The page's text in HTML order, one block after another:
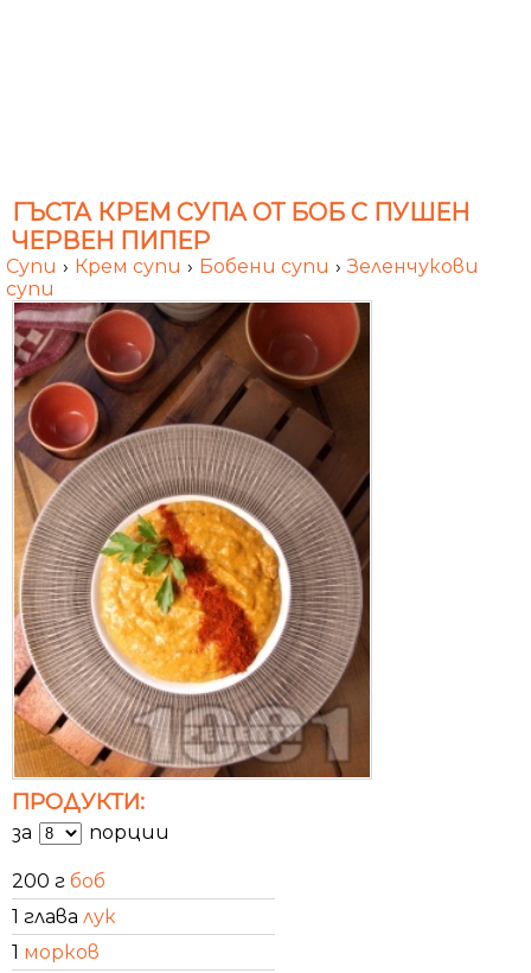
ГЪСТА КРЕМ СУПА ОТ БОБ С ПУШЕН
ЧЕРВЕН ПИПЕР
Супи › Крем супи › Бобени супи › Зеленчукови
супи
ПРОДУКТИ:
за порции
200 г боб
1 глава лук
1 морков